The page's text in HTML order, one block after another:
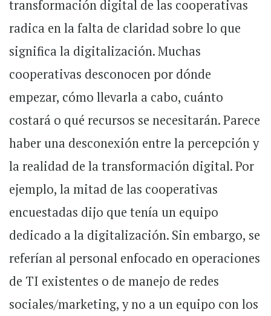
transformación digital de las cooperativas
radica en la falta de claridad sobre lo que
significa la digitalización. Muchas
cooperativas desconocen por dónde
empezar, cómo llevarla a cabo, cuánto
costará o qué recursos se necesitarán. Parece
haber una desconexión entre la percepción y
la realidad de la transformación digital. Por
ejemplo, la mitad de las cooperativas
encuestadas dijo que tenía un equipo
dedicado a la digitalización. Sin embargo, se
referían al personal enfocado en operaciones
de TI existentes o de manejo de redes
sociales/marketing, y no a un equipo con los